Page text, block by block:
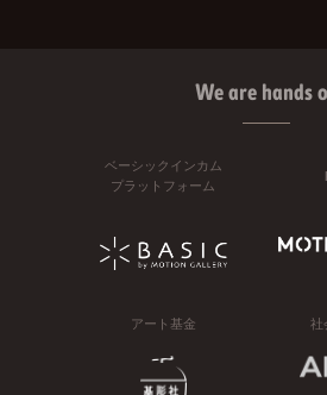
We are hands
ベーシックインカム
プラットフォーム
アート基金 社